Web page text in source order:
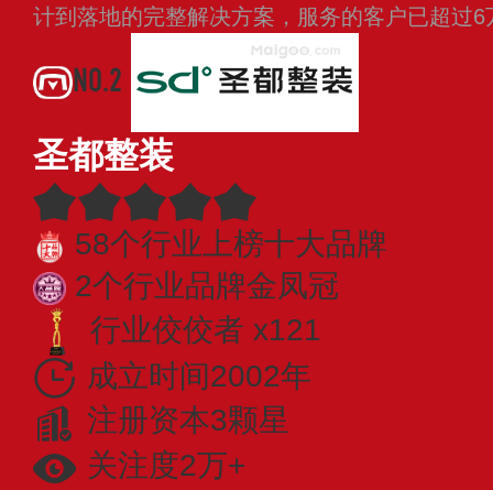
计到落地的完整解决方案，服务的客户已超过
NO.2
圣都整装
58个行业上榜十大品牌
2个行业品牌金凤冠
行业佼佼者 x121
成立时间2002年
注册资本3颗星
关注度2万+